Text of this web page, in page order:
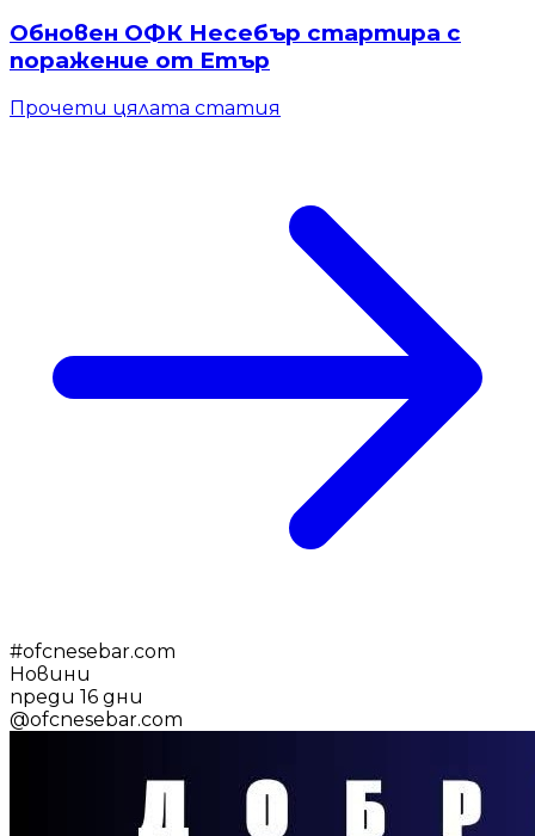
Обновен ОФК Несебър стартира с
поражение от Етър
Прочети цялата статия
#ofcnesebar.com
Новини
преди 16 дни
@ofcnesebar.com